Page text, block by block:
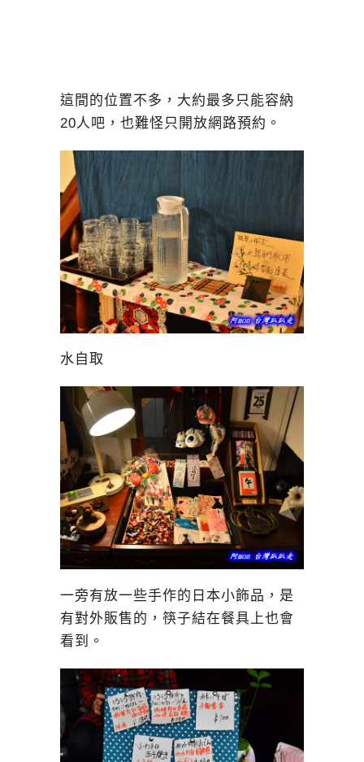
這間的位置不多，大約最多只能容納
20人吧，也難怪只開放網路預約。
水自取
一旁有放一些手作的日本小飾品，是
有對外販售的，筷子結在餐具上也會
看到。